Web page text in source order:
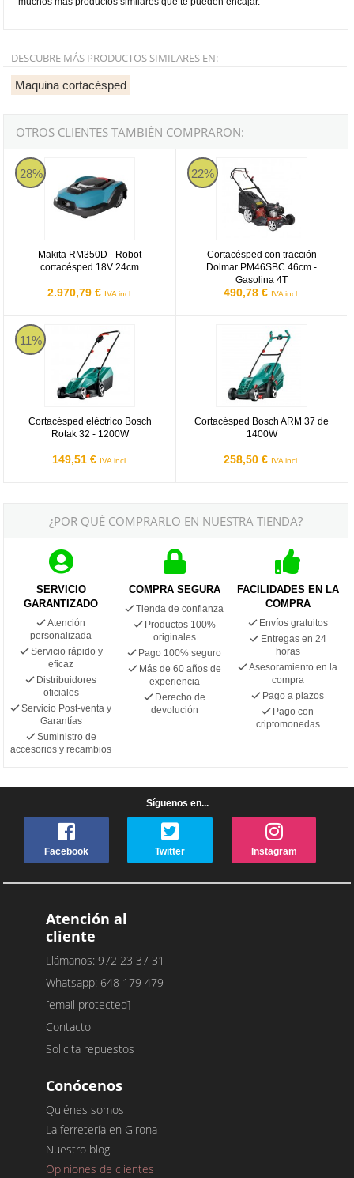
DESCUBRE MÁS PRODUCTOS SIMILARES EN:
Maquina cortacésped
OTROS CLIENTES TAMBIÉN COMPRARON:
28%
Makita RM350D - Robot
cortacésped 18V 24cm
2.970,79 € IVA incl.
Bosch RM350D
22%
Cortacésped con tracción
Dolmar PM46SBC 46cm -
Gasolina 4T
490,78 € IVA incl.
Dolmar PM46SBC
11%
Cortacésped elèctrico Bosch
Rotak 32 - 1200W
149,51 € IVA incl.
Bosch Rotak 32
Cortacésped Bosch ARM 37 de
1400W
258,50 € IVA incl.
¿POR QUÉ COMPRARLO EN NUESTRA TIENDA?
SERVICIO
GARANTIZADO
Atención
personalizada
Servicio rápido y
eficaz
Distribuidores
oficiales
Servicio Post-venta y
Garantías
Suministro de
accesorios y recambios
COMPRA SEGURA
Tienda de confianza
Productos 100%
originales
Pago 100% seguro
Más de 60 años de
experiencia
Derecho de
devolución
FACILIDADES EN LA
COMPRA
Envíos gratuitos
Entregas en 24
horas
Asesoramiento en la
compra
Pago a plazos
Pago con
criptomonedas
Síguenos en...
Facebook Twitter Instagram
Atención al
cliente
Llámanos: 972 23 37 31
Whatsapp: 648 179 479
[email protected]
Contacto
Solicita repuestos
Conócenos
Quiénes somos
La ferretería en Girona
Nuestro blog
Opiniones de clientes